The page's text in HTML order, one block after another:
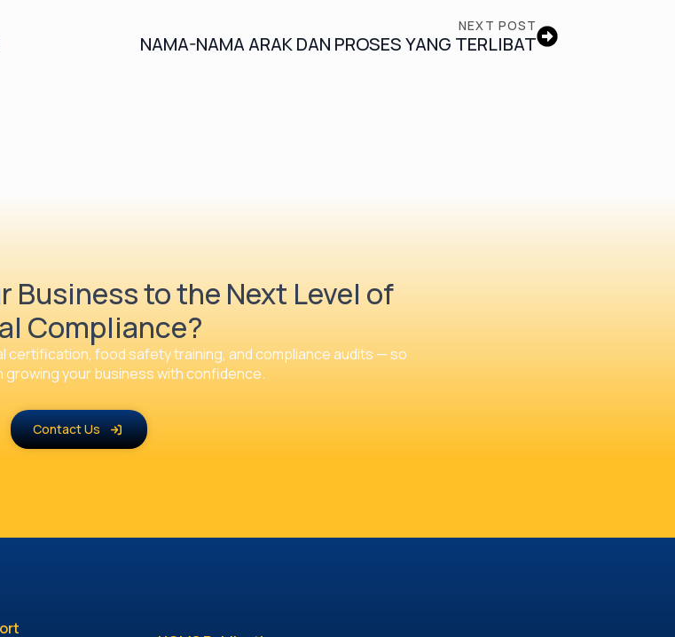
NEXT POST
NAMA-NAMA ARAK DAN PROSES YANG TERLIBAT
Business to the Next Level of
Compliance?
certification, food safety training, and compliance audits — so
growing your business with confidence.
Contact Us